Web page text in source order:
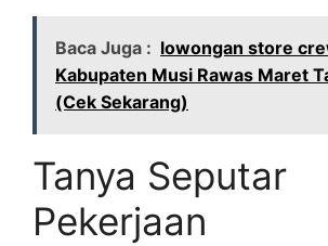
Baca Juga : lowongan store
Kabupaten Musi Rawas Maret
(Cek Sekarang)
Tanya Seputar
Pekerjaan